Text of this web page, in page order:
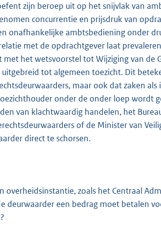
zijn beroep uit op het snijvlak van
concurrentie en prijsdruk van
onafhankelijke ambtsbediening onder
met de opdrachtgever laat
het wetsvoorstel tot Wijziging van de
uitgebreid tot algemeen toezicht. Dit
maar ook dat zaken
onder de onder loep wordt
van klachtwaardig handelen, het
of de Minister van
direct te schorsen.
overheidsinstantie, zoals het Centraal
deurwaarder een bedrag moet betalen